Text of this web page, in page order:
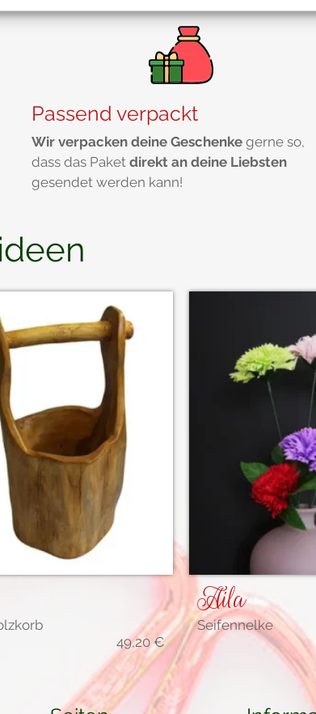
Passend verpackt
Wir verpacken deine Geschenkegerne so,
dass das Paket direkt an deine Liebsten
gesendet werden kann!
49,20€
Aila
Seifennelke